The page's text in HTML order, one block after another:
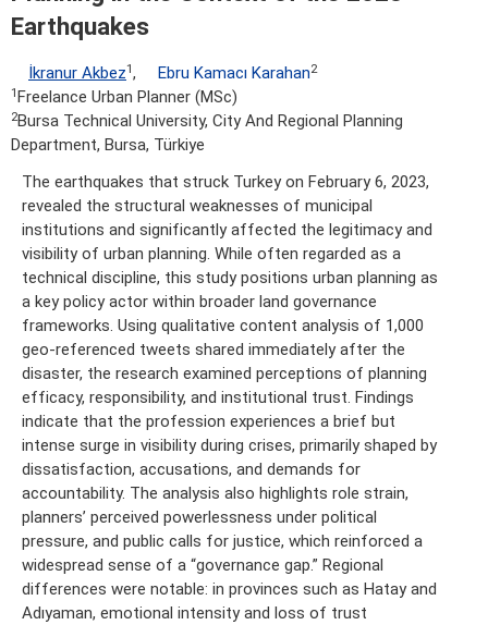
Earthquakes
İkranur Akbez1, Ebru Kamacı Karahan2
1 Freelance Urban Planner (MSc)
2Bursa Technical University, City And Regional Planning
Department, Bursa, Türkiye
The earthquakes that struck Turkey on February 6, 2023,
revealed the structural weaknesses of municipal
institutions and significantly affected the legitimacy and
visibility of urban planning. While often regarded as a
technical discipline, this study positions urban planning as
a key policy actor within broader land governance
frameworks. Using qualitative content analysis of 1,000
geo-referenced tweets shared immediately after the
disaster, the research examined perceptions of planning
efficacy, responsibility, and institutional trust. Findings
indicate that the profession experiences a brief but
intense surge in visibility during crises, primarily shaped by
dissatisfaction, accusations, and demands for
accountability. The analysis also highlights role strain,
planners’ perceived powerlessness under political
pressure, and public calls for justice, which reinforced a
widespread sense of a “governance gap.” Regional
differences were notable: in provinces such as Hatay and
Adıyaman, emotional intensity and loss of trust